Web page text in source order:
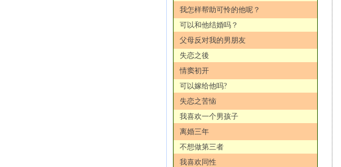
我怎样帮助可怜的他呢？
可以和他结婚吗？
父母反对我的男朋友
失恋之後
情窦初开
可以嫁给他吗?
失恋之苦恼
我喜欢一个男孩子
离婚三年
不想做第三者
我喜欢同性